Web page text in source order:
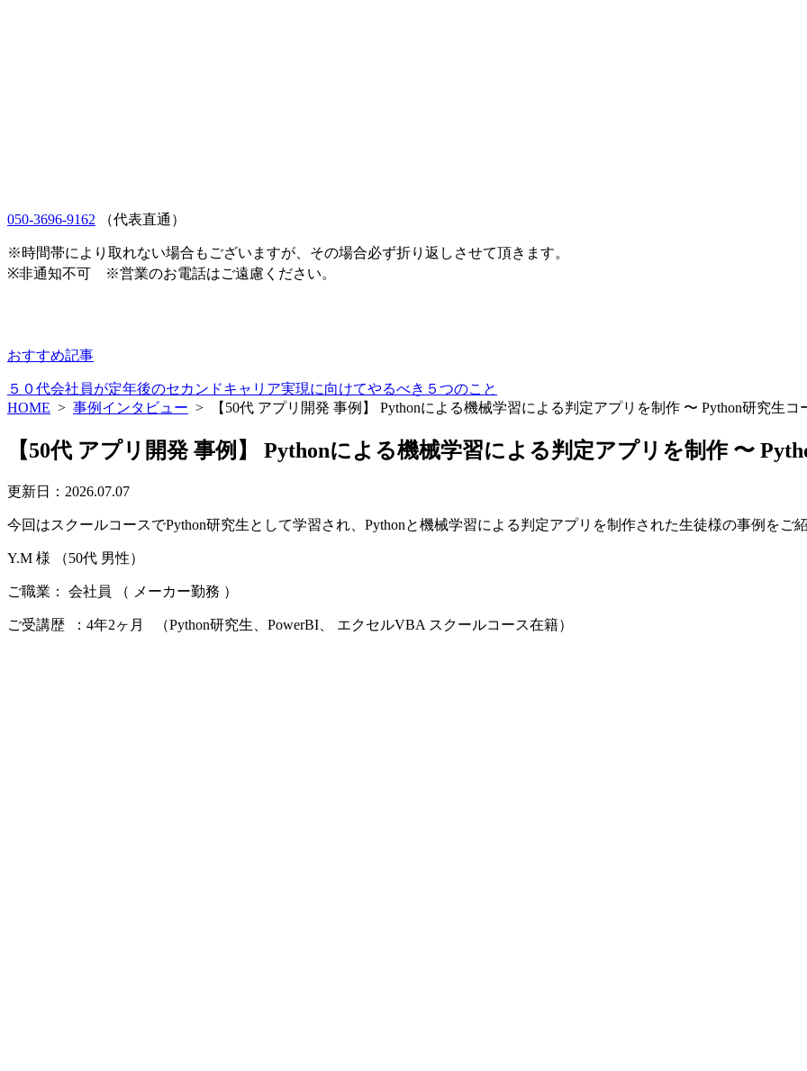
050-3696-9162 （代表直通）
※時間帯により取れない場合もございますが、その場合必ず折り返しさせて頂きます。
※非通知不可 ※営業のお電話はご遠慮ください。
おすすめ記事
５０代会社員が定年後のセカンドキャリア実現に向けてやるべき５つのこと
HOME > 事例インタビュー > 【50代 アプリ開発 事例】 Pythonによる機械学習による判定アプリを制作 〜 Python研究生コ
【50代 アプリ開発 事例】 Pythonによる機械学習による判定アプリを制作 〜
更新日：2026.07.07
今回はスクールコースでPython研究生として学習され、Pythonと機械学習による判定アプリを制作された生徒様の事例をご
Y.M 様 （50代 男性）
ご職業： 会社員 （ メーカー勤務 ）
ご受講歴 ：4年2ヶ月 （Python研究生、PowerBI、 エクセルVBA スクールコース在籍）